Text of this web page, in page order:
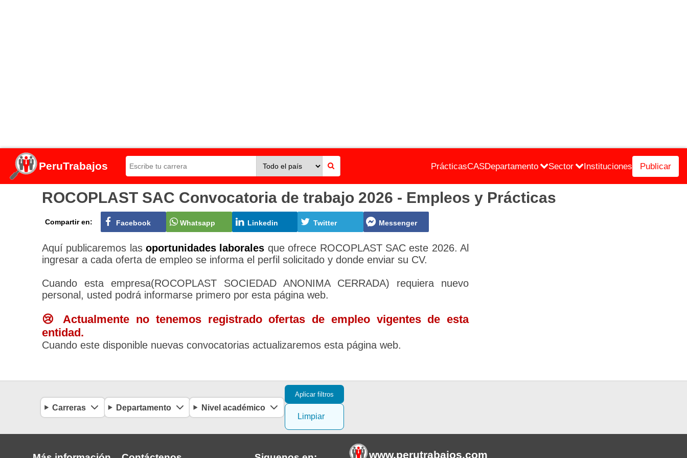
PeruTrabajos PrácticasCASDepartamento Sector Instituciones Publicar
ROCOPLAST SAC Convocatoria de trabajo 2026 - Empleos y Prácticas
Compartir en: Facebook Whatsapp Linkedin Twitter Messenger
Aquí publicaremos lasoportunidades laborales que ofrece ROCOPLAST SAC este 2026. Al
ingresar a cada oferta de empleo se informa el perfil solicitado y donde enviar su CV.
Cuando esta empresa(ROCOPLAST SOCIEDAD ANONIMA CERRADA) requiera nuevo
personal, usted podrá informarse primero por esta página web.
😢 Actualmente no tenemos registrado ofertas de empleo vigentes de esta
entidad.
Cuando este disponible nuevas convocatorias actualizaremos esta página web.
Carreras Departamento Nivel académico
Aplicar filtros
Limpiar
www.perutrabajos.com